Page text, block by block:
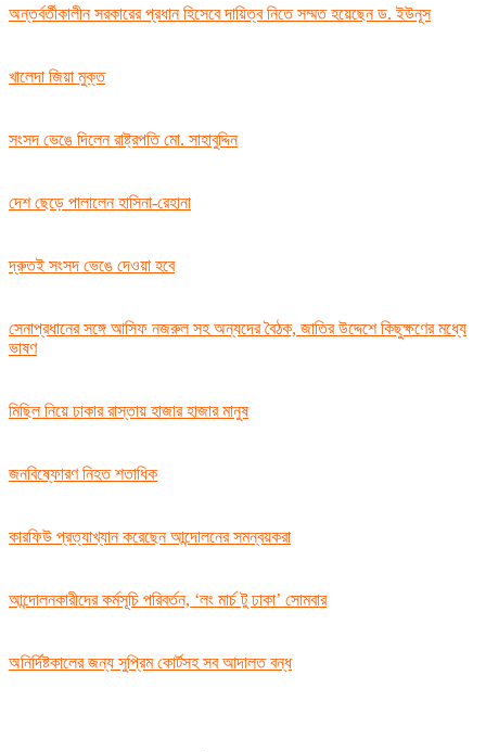
অন্তর্বর্তীকালীন সরকারের প্রধান হিসেবে দায়িত্ব নিতে সম্মত হয়েছেন ড. ইউনূস
খালেদা জিয়া মুক্ত
সংসদ ভেঙে দিলেন রাষ্ট্রপতি মো. সাহাবুদ্দিন
দেশ ছেড়ে পালালেন হাসিনা-রেহানা
দ্রুতই সংসদ ভেঙে দেওয়া হবে
সেনাপ্রধানের সঙ্গে আসিফ নজরুল সহ অন্যদের বৈঠক, জাতির উদ্দেশে কিছুক্ষণের মধ্যে
ভাষণ
মিছিল নিয়ে ঢাকার রাস্তায় হাজার হাজার মানুষ
জনবিষ্ফোরণ নিহত শতাধিক
কারফিউ প্রত্যাখ্যান করেছেন আন্দোলনের সমন্বয়করা
আন্দোলনকারীদের কর্মসূচি পরিবর্তন, ‘লং মার্চ টু ঢাকা’ সোমবার
অনির্দিষ্টকালের জন্য সুপ্রিম কোর্টসহ সব আদালত বন্ধ